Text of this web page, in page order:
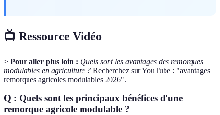
📺 Ressource Vidéo
> Pour aller plus loin : Quels sont les avantages des remorques
modulables en agriculture ? Recherchez sur YouTube : "avantages
remorques agricoles modulables 2026".
Q : Quels sont les principaux bénéfices d'une
remorque agricole modulable ?